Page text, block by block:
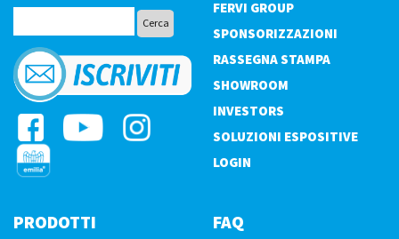
FERVI GROUP
SPONSORIZZAZIONI
RASSEGNA STAMPA
SHOWROOM
INVESTORS
SOLUZIONI ESPOSITIVE
LOGIN
PRODOTTI FAQ